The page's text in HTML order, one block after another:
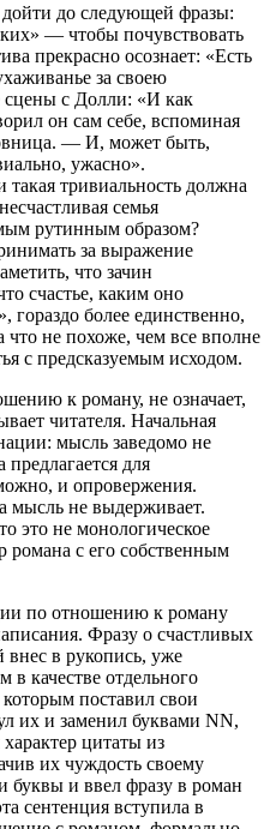
до следующей фразы:
— чтобы почувствовать
прекрасно осознает: «Есть
за своею
сцены с Долли: «И как
он сам себе, вспоминая
— И, может быть,
ужасно».
тривиальность должна
семья
рутинным образом?
за выражение
что зачин
счастье, каким оно
более единственно,
что не похоже, чем все вполне
с предсказуемым исходом.
к роману, не означает,
читателя. Начальная
мысль заведомо не
предлагается для
и опровержения.
мысль не выдерживает.
это не монологическое
романа с его собственным
по отношению к роману
Фразу о счастливых
внес в рукопись, уже
в качестве отдельного
поставил свои
их и заменил буквами NN,
цитаты из
их чуждость своему
буквы и ввел фразу в роман
сентенция вступила в